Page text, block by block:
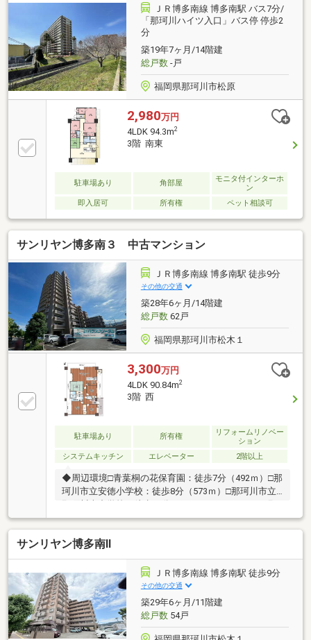
ＪＲ博多南線 博多南駅 バス7分/
「那珂川ハイツ入口」バス停 停歩2
分
築19年7ヶ月/14階建
総戸数-戸
福岡県那珂川市松原
2,980万円
4LDK 94.3m2
3階 南東
駐車場あり 角部屋
モニタ付インターホ
ン
即入居可
所有権 ペット相談可
サンリヤン博多南３ 中古マンション
ＪＲ博多南線 博多南駅 徒歩9分
その他の交通
築28年6ヶ月/14階建
総戸数62戸
福岡県那珂川市松木１
3,300万円
4LDK 90.84m2
3階 西
駐車場あり 所有権
リフォームリノベー
ション
システムキッチン
エレベーター 2階以上
◆周辺環境□青葉桐の花保育園：徒歩7分（492ｍ）□那
珂川市立安徳小学校：徒歩8分（573ｍ）□那珂川市立
珂川店：徒歩2分（117ｍ）お客様のご都合に合わせ
て、『知りたい情報だけ』という短時間のご案内も可
能です。◆弊社独自サービス・FPに人生設計＆資金計
画を無料相談♪・オプション工事を住宅ローンに組み
込んで賢く買い物！※詳しくは「イベント情報」をご
覧下さい。☆弊社スタッフが福岡市内含め全物件をご
案内します☆
サンリヤン博多南Ⅱ
ＪＲ博多南線 博多南駅 徒歩9分
その他の交通
築29年6ヶ月/11階建
総戸数54戸